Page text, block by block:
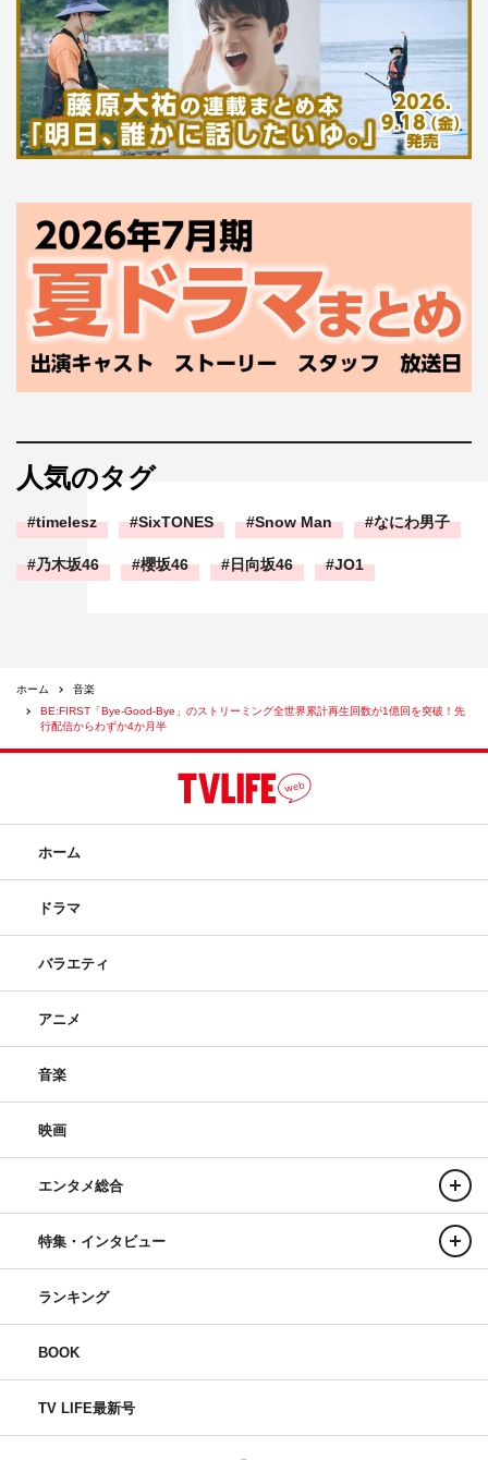
人気のタグ
timelesz SixTONES Snow Man なにわ男子
乃木坂46 櫻坂46 日向坂46 JO1
ホーム
音楽
BE:FIRST「Bye-Good-Bye」のストリーミング全世界累計再生回数が1億回を突破！先
行配信からわずか4か月半
ホーム
ドラマ
バラエティ
アニメ
音楽
映画
エンタメ総合
特集・インタビュー
ランキング
BOOK
TV LIFE最新号